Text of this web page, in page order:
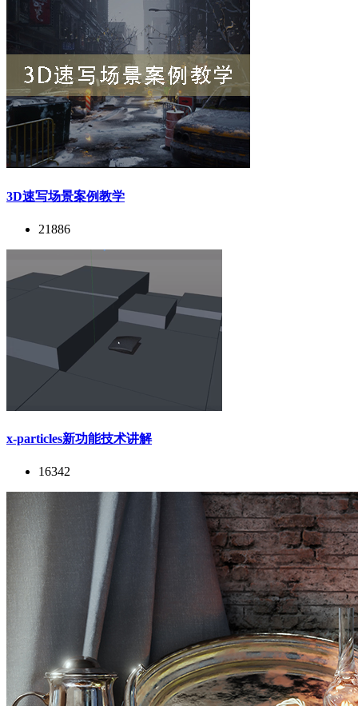
3D速写场景案例教学
21886
x-particles新功能技术讲解
16342